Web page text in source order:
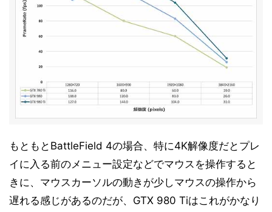
もともとBattleField 4の場合、特に4K解像度だとプレ
イに入る前のメニュー設定などでマウスを操作すると
きに、マウスカーソルの動きが少しマウスの操作から
遅れる感じがあるのだが、GTX 980 Tiはこれがかなり